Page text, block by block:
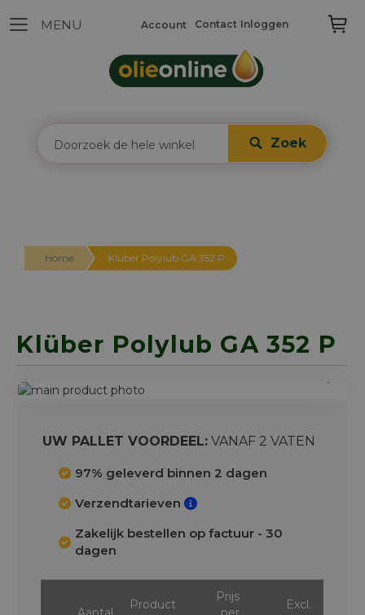
Zoek
Contact Inloggen
Account
Home Klüber Polylub GA 352 P
Klüber Polylub GA 352 P
Ga
einde
afbeeldingen-
UW PALLET VOORDEEL: VANAF 2 VATEN
97% geleverd binnen 2 dagen
Verzendtarieven
Zakelijk bestellen op factuur - 30
dagen
Product
Prijs
Excl.